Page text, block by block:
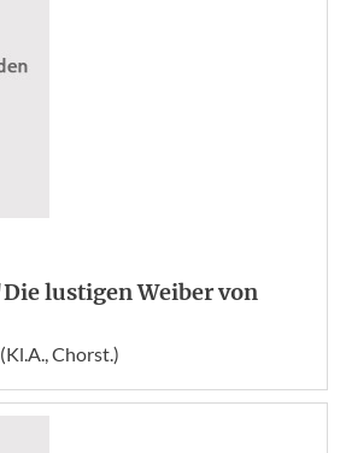
lustigen Weiber von
Chorst.)